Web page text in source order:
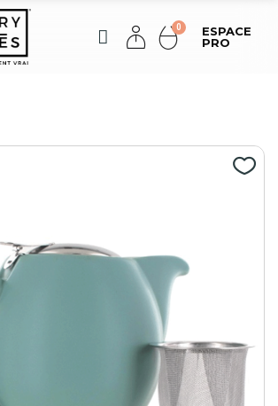
ESPACE
PRO